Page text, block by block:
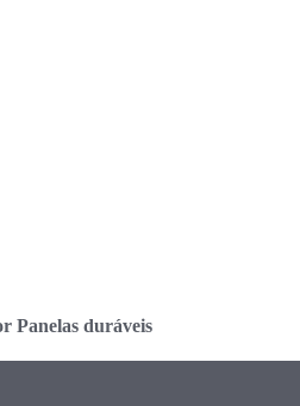
Panelas duráveis